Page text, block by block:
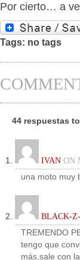
Por cierto… a
Tags: no tags
44 respuestas
IVAN ON
una moto muy
BLACK-Z-
TREMENDO
tengo que
más,sale con